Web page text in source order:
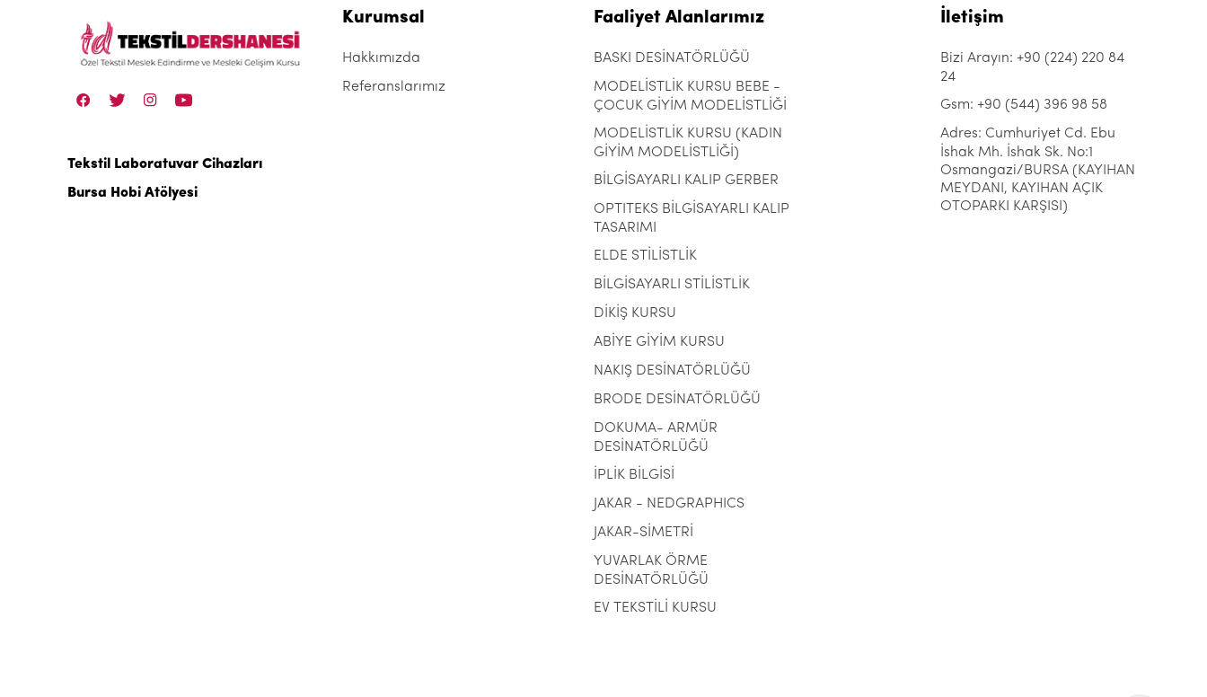
Tekstil Laboratuvar Cihazları
Bursa Hobi Atölyesi
Kurumsal
Hakkımızda
Referanslarımız
Faaliyet Alanlarımız
BASKI DESİNATÖRLÜĞÜ
MODELİSTLİK KURSU BEBE -
ÇOCUK GİYİM MODELİSTLİĞİ
MODELİSTLİK KURSU (KADIN
GİYİM MODELİSTLİĞİ)
BİLGİSAYARLI KALIP GERBER
OPTITEKS BİLGİSAYARLI KALIP
TASARIMI
ELDE STİLİSTLİK
BİLGİSAYARLI STİLİSTLİK
DİKİŞ KURSU
ABİYE GİYİM KURSU
NAKIŞ DESİNATÖRLÜĞÜ
BRODE DESİNATÖRLÜĞÜ
DOKUMA- ARMÜR
DESİNATÖRLÜĞÜ
İPLİK BİLGİSİ
JAKAR - NEDGRAPHICS
JAKAR-SİMETRİ
YUVARLAK ÖRME
DESİNATÖRLÜĞÜ
EV TEKSTİLİ KURSU
İletişim
Bizi Arayın: +90 (224) 220 84
24
Gsm: +90 (544) 396 98 58
Adres: Cumhuriyet Cd. Ebu
İshak Mh. İshak Sk. No:1
Osmangazi/BURSA (KAYIHAN
MEYDANI, KAYIHAN AÇIK
OTOPARKI KARŞISI)